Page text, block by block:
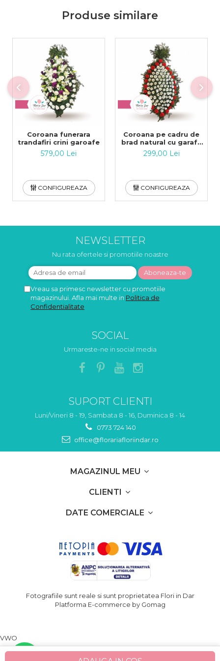
Produse similare
Coroana funerara
trandafiri crini garoafe
579,00 Lei
CONFIGUREAZA
Coroana pe cadru de
brad natural cu garafe
si crizanteme
299,00 Lei
CONFIGUREAZA
NEWSLETTER
Nu rata ofertele si promotiile noastre
Vreau sa primesc newsletter cu promotiile
magazinului. Afla mai multe in Politica de
Confidentialitate
SOCIAL
Urmareste-ne in social media
SUPORT CLIENTI
Luni/Vineri 8 - 19, Sambata 8 - 16, Duminica 8 - 14
0773 724 140
office@florariafloriindar.ro
MAGAZINUL MEU
CLIENTI
DATE COMERCIALE
Fotografiile sunt reale si sunt proprietatea Flori in Dar
Platforma E-commerce by Gomag
VWO